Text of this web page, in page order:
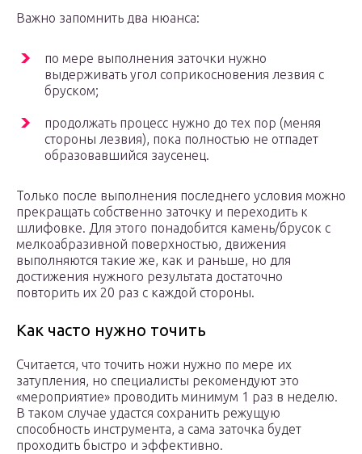
Важно запомнить два нюанса:
по мере выполнения заточки нужно
выдерживать угол соприкосновения лезвия с
бруском;
продолжать процесс нужно до тех пор (меняя
стороны лезвия), пока полностью не отпадет
образовавшийся заусенец.
Только после выполнения последнего условия можно
прекращать собственно заточку и переходить к
шлифовке. Для этого понадобится камень/брусок с
мелкоабразивной поверхностью, движения
выполняются такие же, как и раньше, но для
достижения нужного результата достаточно
повторить их 20 раз с каждой стороны.
Как часто нужно точить
Считается, что точить ножи нужно по мере их
затупления, но специалисты рекомендуют это
«мероприятие» проводить минимум 1 раз в неделю.
В таком случае удастся сохранить режущую
способность инструмента, а сама заточка будет
проходить быстро и эффективно.